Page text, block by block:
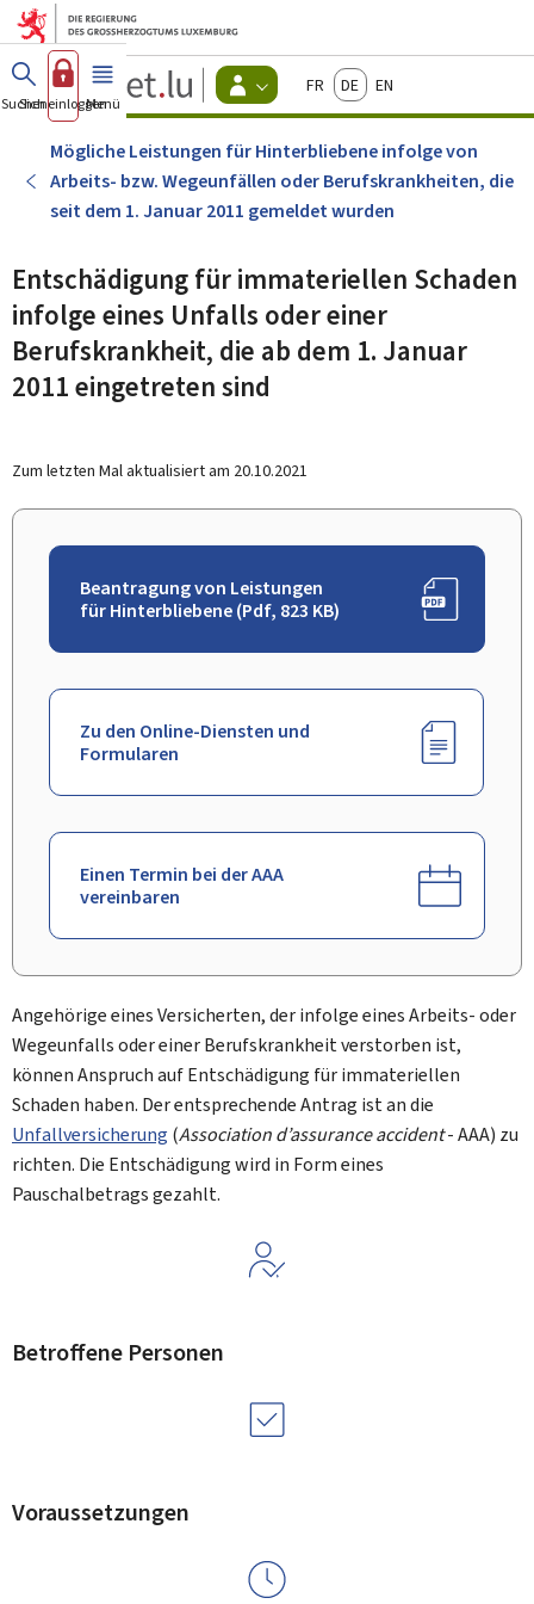
Zum Hauptmenü
Zum Inhalt
Guichet.lu
Changer
d'espace
Menu
bürger
actif
FrançaisDeutschEnglish
Suchen
Sich einloggen
Menü Haupt-
Mögliche Leistungen für Hinterbliebene infolge von
Arbeits- bzw. Wegeunfällen oder Berufskrankheiten, die
seit dem 1. Januar 2011 gemeldet wurden
Entschädigung für immateriellen Schaden
infolge eines Unfalls oder einer
Berufskrankheit, die ab dem 1. Januar
2011 eingetreten sind
Zum letzten Mal aktualisiert am 20.10.2021
Beantragung von Leistungen
für Hinterbliebene (Pdf, 823 KB)
Zu den Online-Diensten und
Formularen
Einen Termin bei der AAA
vereinbaren
Angehörige eines Versicherten, der infolge eines Arbeits- oder
Wegeunfalls oder einer Berufskrankheit verstorben ist,
können Anspruch auf Entschädigung für immateriellen
Schaden haben. Der entsprechende Antrag ist an die
Unfallversicherung (Association d’assurance accident- AAA) zu
richten. Die Entschädigung wird in Form eines
Pauschalbetrags gezahlt.
Betroffene Personen
Voraussetzungen